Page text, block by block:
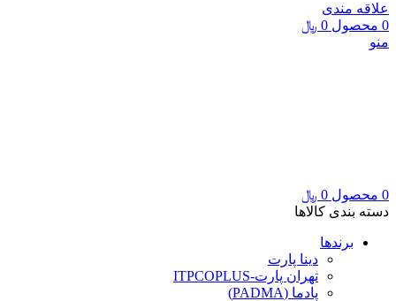
علاقه مندی
0 محصول 0 ﷼
منو
0 محصول 0 ﷼
دسته بندی کالاها
برندها
دینا پارت
تهران پارت-ITPCOPLUS
پادما (PADMA)